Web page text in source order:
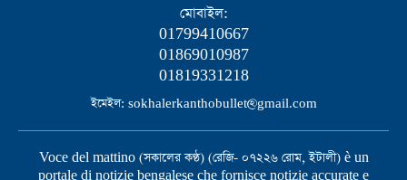
মোবাইল:
01799410667
01869010987
01819331218
ইমেইল: sokhalerkanthobullet@gmail.com
Voce del mattino (সকালের কণ্ঠ) (রেজি- ০৭২২৬ রোম, ইটালী) è un
portale di notizie bengalese che fornisce notizie accurate e